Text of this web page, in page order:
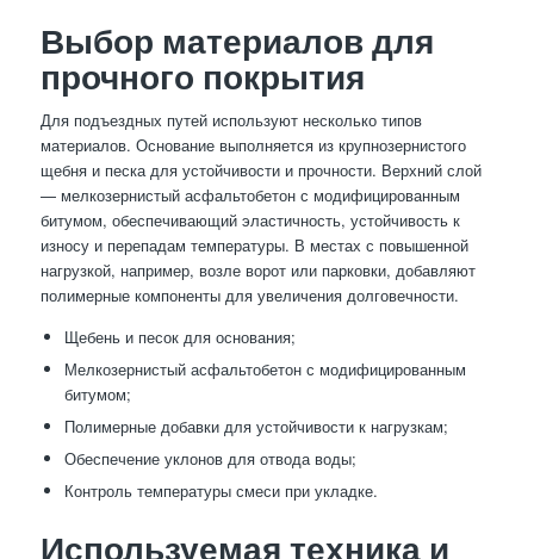
Выбор материалов для
прочного покрытия
Для подъездных путей используют несколько типов
материалов. Основание выполняется из крупнозернистого
щебня и песка для устойчивости и прочности. Верхний слой
— мелкозернистый асфальтобетон с модифицированным
битумом, обеспечивающий эластичность, устойчивость к
износу и перепадам температуры. В местах с повышенной
нагрузкой, например, возле ворот или парковки, добавляют
полимерные компоненты для увеличения долговечности.
Щебень и песок для основания;
Мелкозернистый асфальтобетон с модифицированным
битумом;
Полимерные добавки для устойчивости к нагрузкам;
Обеспечение уклонов для отвода воды;
Контроль температуры смеси при укладке.
Используемая техника и